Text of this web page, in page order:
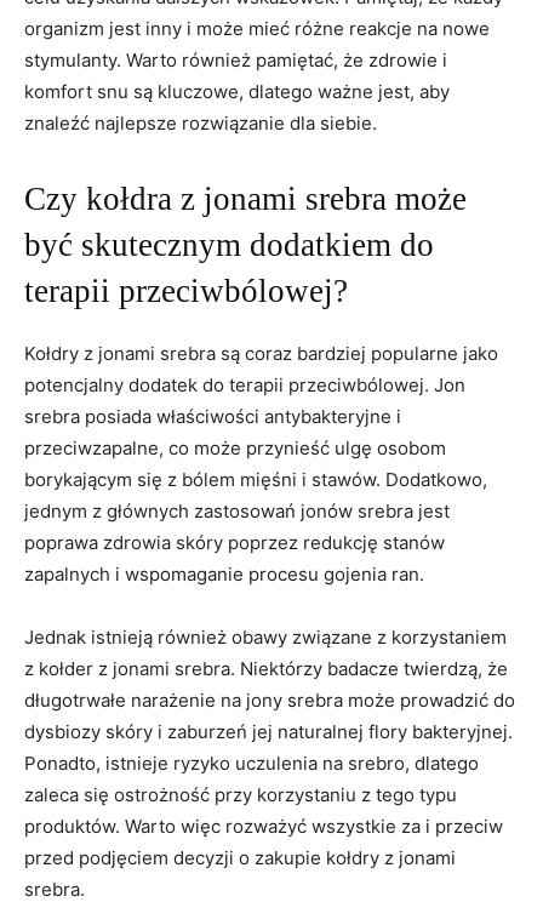
‍organizm jest inny i⁣ może mieć różne ​reakcje ​na nowe
stymulanty. Warto również pamiętać, że‌ zdrowie i‌
komfort snu są kluczowe, dlatego ważne jest, aby
znaleźć najlepsze rozwiązanie dla siebie.
Czy⁤ kołdra z jonami srebra może
być skutecznym dodatkiem do
terapii‍ przeciwbólowej?
Kołdry z jonami srebra są coraz bardziej ⁣popularne jako
potencjalny dodatek‍ do terapii przeciwbólowej. ​Jon
srebra posiada właściwości antybakteryjne i
przeciwzapalne, co może przynieść ulgę ⁤osobom
borykającym⁣ się z bólem mięśni i ⁤stawów. Dodatkowo,⁢
jednym ‌z ​głównych zastosowań jonów srebra jest
poprawa⁤ zdrowia skóry⁢ poprzez ‌redukcję stanów
⁢zapalnych i wspomaganie procesu gojenia ran.
Jednak istnieją również obawy związane z ​korzystaniem⁤
z⁣ kołder ‌z⁣ jonami ‍srebra. Niektórzy badacze twierdzą, że
długotrwałe⁣ narażenie na jony srebra​ może prowadzić do
dysbiozy skóry⁣ i zaburzeń jej naturalnej flory bakteryjnej.
Ponadto,‍ istnieje ryzyko uczulenia na‍ srebro, dlatego
zaleca się ostrożność przy korzystaniu z⁤ tego typu
produktów. Warto więc rozważyć wszystkie za i przeciw
przed podjęciem decyzji⁣ o zakupie kołdry z⁤ jonami
srebra.